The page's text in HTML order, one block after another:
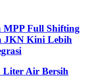
MPP Full Shifting
JKN Kini Lebih
Liter Air Bersih